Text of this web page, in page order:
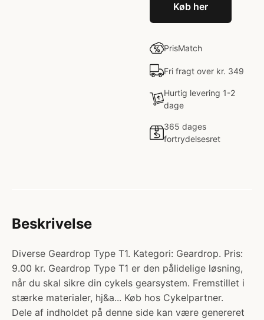
Køb her
PrisMatch
Fri fragt over kr. 349
Hurtig levering 1-2
dage
365 dages
fortrydelsesret
Beskrivelse
Diverse Geardrop Type T1. Kategori: Geardrop. Pris:
9.00 kr. Geardrop Type T1 er den pålidelige løsning,
når du skal sikre din cykels gearsystem. Fremstillet i
stærke materialer, hj&a... Køb hos Cykelpartner.
Dele af indholdet på denne side kan være genereret